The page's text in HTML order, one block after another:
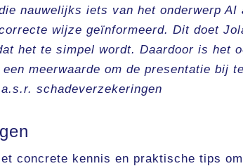
nauwelijks iets van het onderwerp AI
wijze geïnformeerd. Dit doet
het te simpel wordt. Daardoor is het
meerwaarde om de presentatie bij
schadeverzekeringen
concrete kennis en praktische tips